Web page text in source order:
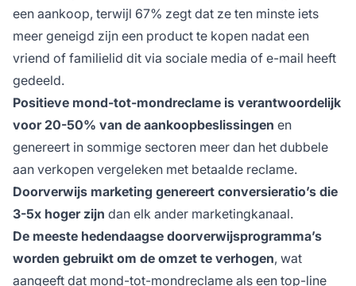
een aankoop, terwijl 67% zegt dat ze ten minste iets
meer geneigd zijn een product te kopen nadat een
vriend of familielid dit via sociale media of e-mail heeft
gedeeld.
Positieve mond-tot-mondreclame is verantwoordelijk
voor 20-50% van de aankoopbeslissingen en
genereert in sommige sectoren meer dan het dubbele
aan verkopen vergeleken met betaalde reclame.
Doorverwijs marketing genereert conversieratio’s die
3-5x hoger zijn dan elk ander marketingkanaal.
De meeste hedendaagse doorverwijsprogramma’s
worden gebruikt om de omzet te verhogen, wat
aangeeft dat mond-tot-mondreclame als een top-line